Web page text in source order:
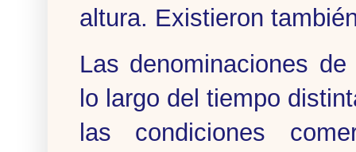
altura. Existieron
Las denominaciones
lo largo del tiempo
las condiciones